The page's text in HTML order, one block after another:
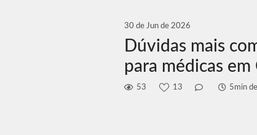
30 de Jun de 2026
Dúvidas mais
para médicas em
53 13 5min